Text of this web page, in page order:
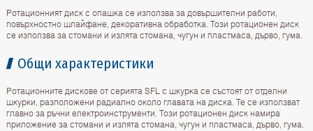
Ротационният диск с опашка се използва за довършителни работи,
повърхностно шлайфане, декоративна обработка. Този ротационен диск
се използва за стомани и излята стомана, чугун и пластмаса, дърво, гума.
Общи характеристики
Ротационните дискове от серията SFL с шкурка се състоят от отделни
шкурки, разположени радиално около главата на диска. Те се използват
главно за ръчни електроинструменти. Този ротационен диск намира
приложение за стомани и излята стомана, чугун и пластмаса, дърво, гума.